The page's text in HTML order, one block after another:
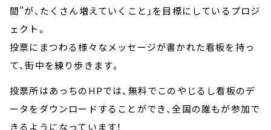
間”が、たくさん増えていくこと」を目標にしているプロジ
ェクト。
投票にまつわる様々なメッセージが書かれた看板を持っ
て、街中を練り歩きます。
投票所はあっちのHPでは、無料でこのやじるし看板のデ
ータをダウンロードすることができ、全国の誰もが参加で
きるようになっています！